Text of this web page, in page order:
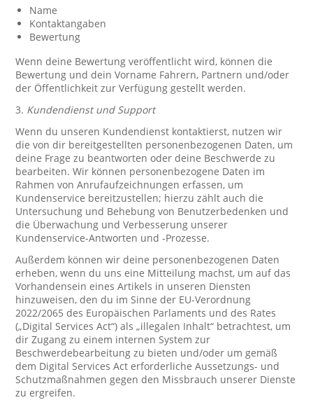
Name
Kontaktangaben
Bewertung
Wenn deine Bewertung veröffentlicht wird, können die
Bewertung und dein Vorname Fahrern, Partnern und/oder
der Öffentlichkeit zur Verfügung gestellt werden.
3. Kundendienst und Support
Wenn du unseren Kundendienst kontaktierst, nutzen wir
die von dir bereitgestellten personenbezogenen Daten, um
deine Frage zu beantworten oder deine Beschwerde zu
bearbeiten. Wir können personenbezogene Daten im
Rahmen von Anrufaufzeichnungen erfassen, um
Kundenservice bereitzustellen; hierzu zählt auch die
Untersuchung und Behebung von Benutzerbedenken und
die Überwachung und Verbesserung unserer
Kundenservice-Antworten und -Prozesse.
Außerdem können wir deine personenbezogenen Daten
erheben, wenn du uns eine Mitteilung machst, um auf das
Vorhandensein eines Artikels in unseren Diensten
hinzuweisen, den du im Sinne der EU-Verordnung
2022/2065 des Europäischen Parlaments und des Rates
(„Digital Services Act“) als „illegalen Inhalt“ betrachtest, um
dir Zugang zu einem internen System zur
Beschwerdebearbeitung zu bieten und/oder um gemäß
dem Digital Services Act erforderliche Aussetzungs- und
Schutzmaßnahmen gegen den Missbrauch unserer Dienste
zu ergreifen.